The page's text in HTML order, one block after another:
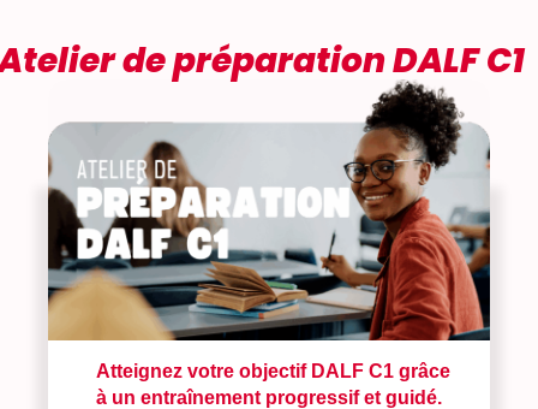
de préparation DALF C1
Atteignez votre objectif DALF C1 grâce
à un entraînement progressif et guidé.